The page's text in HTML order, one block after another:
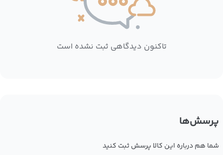
تاکنون دیدگاهی ثبت نشده است
پرسش‌ها
شما هم درباره این کالا پرسش ثبت کنید